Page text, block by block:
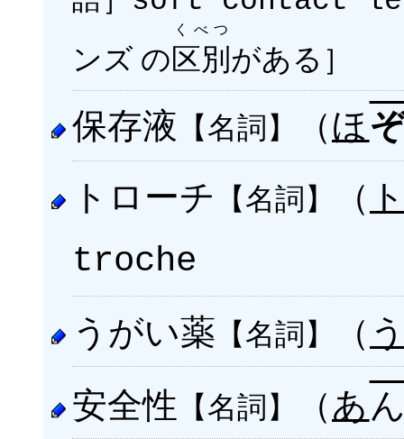
ンズ の区別
くべつ
がある］
保存液 【名詞】 （ほ
トローチ 【名詞】 （
troche
うがい薬 【名詞】 （
安全性 【名詞】 （あ